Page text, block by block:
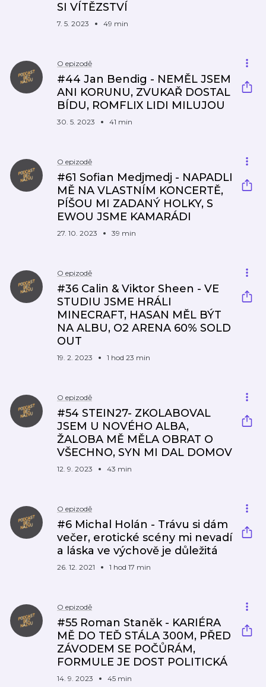
SI VÍTĚZSTVÍ
7. 5. 2023 49 min
O epizodě
#44 Jan Bendig - NEMĚL JSEM
ANI KORUNU, ZVUKAŘ DOSTAL
BÍDU, ROMFLIX LIDI MILUJOU
30. 5. 2023 41 min
O epizodě
#61 Sofian Medjmedj - NAPADLI
MĚ NA VLASTNÍM KONCERTĚ,
PÍŠOU MI ZADANÝ HOLKY, S
EWOU JSME KAMARÁDI
27. 10. 2023 39 min
O epizodě
#36 Calin & Viktor Sheen - VE
STUDIU JSME HRÁLI
MINECRAFT, HASAN MĚL BÝT
NA ALBU, O2 ARENA 60% SOLD
OUT
19. 2. 2023 1 hod 23 min
O epizodě
#54 STEIN27- ZKOLABOVAL
JSEM U NOVÉHO ALBA,
ŽALOBA MĚ MĚLA OBRAT O
VŠECHNO, SYN MI DAL DOMOV
12. 9. 2023 43 min
O epizodě
#6 Michal Holán - Trávu si dám
večer, erotické scény mi nevadí
a láska ve výchově je důležitá
26. 12. 2021 1 hod 17 min
O epizodě
#55 Roman Staněk - KARIÉRA
MĚ DO TEĎ STÁLA 300M, PŘED
ZÁVODEM SE POČŮRÁM,
FORMULE JE DOST POLITICKÁ
14. 9. 2023 45 min